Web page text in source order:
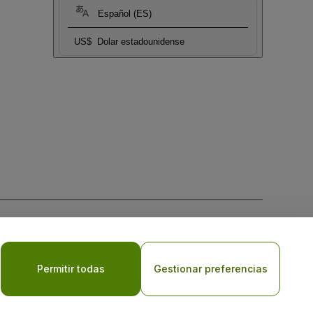
Español (ES)
US$ Dolar estadounidense
laPolítica de Privacidad para Móviles
Permitir todas Gestionar preferencias